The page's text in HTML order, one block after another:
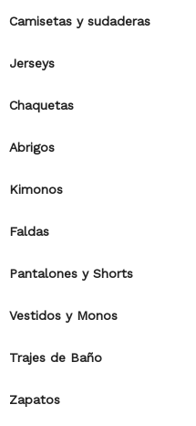
Camisetas y sudaderas
Jerseys
Chaquetas
Abrigos
Kimonos
Faldas
Pantalones y Shorts
Vestidos y Monos
Trajes de Baño
Zapatos